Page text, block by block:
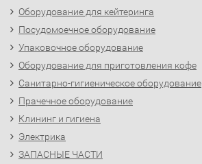
Оборудование для кейтеринга
Посудомоечное оборудование
Упаковочное оборудование
Оборудование для приготовления кофе
Санитарно-гигиеническое оборудование
Прачечное оборудование
Клининг и гигиена
Электрика
ЗАПАСНЫЕ ЧАСТИ